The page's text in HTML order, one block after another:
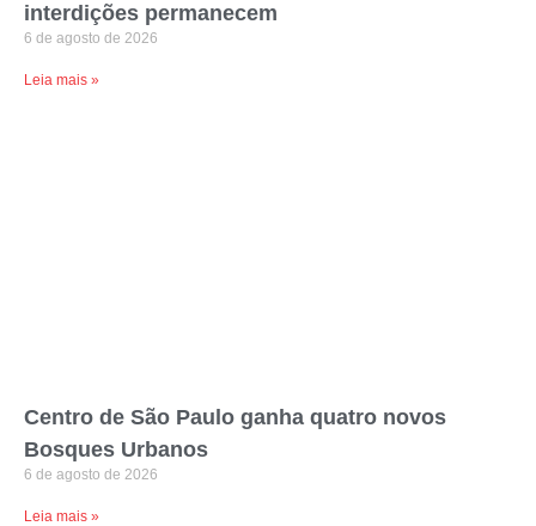
interdições permanecem
6 de agosto de 2026
Leia mais »
Centro de São Paulo ganha quatro novos
Bosques Urbanos
6 de agosto de 2026
Leia mais »